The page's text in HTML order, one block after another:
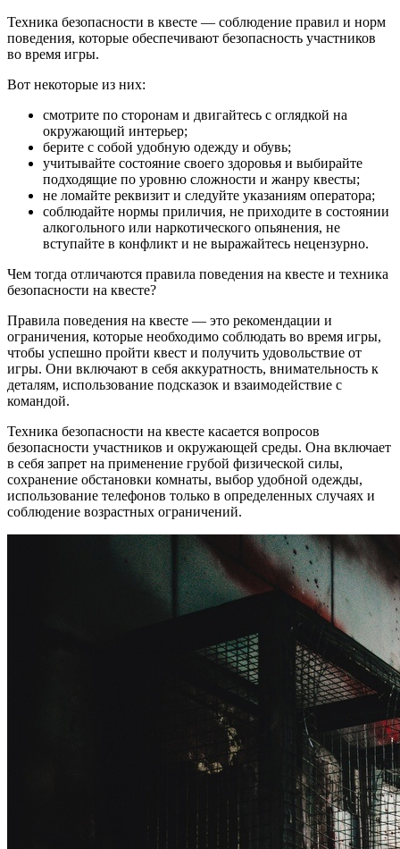
Техника безопасности в квесте — соблюдение правил и норм
поведения, которые обеспечивают безопасность участников
во время игры.
Вот некоторые из них:
смотрите по сторонам и двигайтесь с оглядкой на
окружающий интерьер;
берите с собой удобную одежду и обувь;
учитывайте состояние своего здоровья и выбирайте
подходящие по уровню сложности и жанру квесты;
не ломайте реквизит и следуйте указаниям оператора;
соблюдайте нормы приличия, не приходите в состоянии
алкогольного или наркотического опьянения, не
вступайте в конфликт и не выражайтесь нецензурно.
Чем тогда отличаются правила поведения на квесте и техника
безопасности на квесте?
Правила поведения на квесте — это рекомендации и
ограничения, которые необходимо соблюдать во время игры,
чтобы успешно пройти квест и получить удовольствие от
игры. Они включают в себя аккуратность, внимательность к
деталям, использование подсказок и взаимодействие с
командой.
Техника безопасности на квесте касается вопросов
безопасности участников и окружающей среды. Она включает
в себя запрет на применение грубой физической силы,
сохранение обстановки комнаты, выбор удобной одежды,
использование телефонов только в определенных случаях и
соблюдение возрастных ограничений.